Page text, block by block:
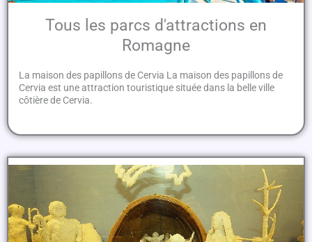
Tous les parcs d'attractions en
Romagne
La maison des papillons de Cervia La maison des papillons de
Cervia est une attraction touristique située dans la belle ville
côtière de Cervia.